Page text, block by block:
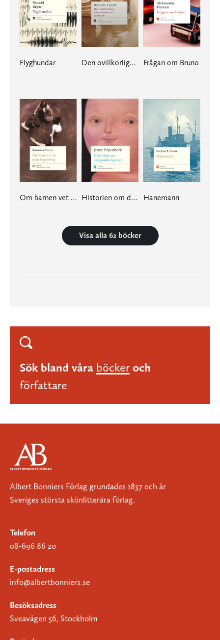
Flyghundar Den ovillkorliga kapitulationens museum Frågan om Bruno
Om barnen vet man ingenting Historien om det gamla barnet Hanemann
Visa alla 62 böcker
Sök bland våra böcker och
författare
Albert Bonniers Förlag grundades 1837 och är
Sveriges största skönlitterära förlag.
Telefon
08-696 86 20
E-postadress
info@albertbonniers.se
Besöksadress
Sveavägen 56, Stockholm